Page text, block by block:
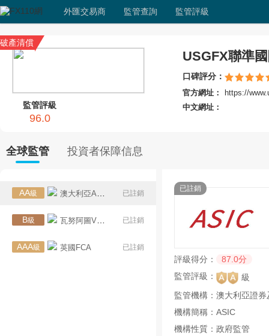
外匯交易商 監管查詢 監管評級
破產清償
監管評級
96.0
USGFX聯準
口碑評分：
官方網址：
https://
中文網址：
全球監管 投資者保障信息
AA級 澳大利亞ASIC 已註銷
B級 瓦努阿圖VFSC 已註銷
AAA級 英國FCA 已註銷
已註銷
評級得分：
87.0分
監管評級：
級
監管機構： 澳大利亞證
機構簡稱： ASIC
機構性質： 政府監管